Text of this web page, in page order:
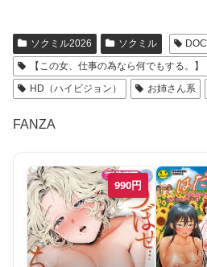
ソクミル2026 ソクミル DOC
【この女、仕事の為なら何でもする。】
HD（ハイビジョン）
お姉さん系
FANZA
990円